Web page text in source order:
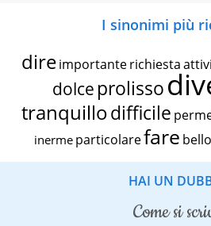
I sinonimi più
dire importante richiesta
dolce prolisso
tranquillodifficile
inerme particolarefare bello
HAI UN
come si